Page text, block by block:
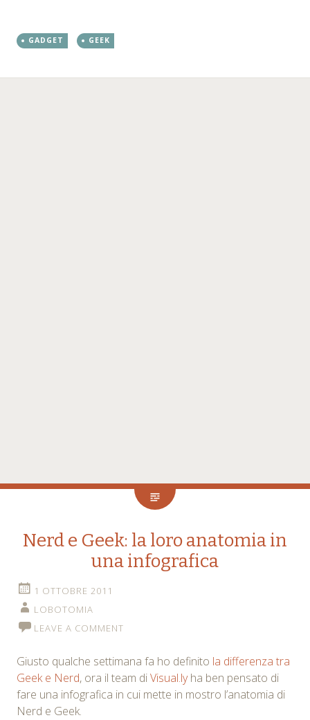
GADGET GEEK
Nerd e Geek: la loro anatomia in
una infografica
1 OTTOBRE 2011
LOBOTOMIA
LEAVE A COMMENT
Giusto qualche settimana fa ho definito la differenza tra
Geek e Nerd, ora il team diVisual.lyha ben pensato di
fare una infografica in cui mette in mostro l’anatomia di
Nerd e Geek.